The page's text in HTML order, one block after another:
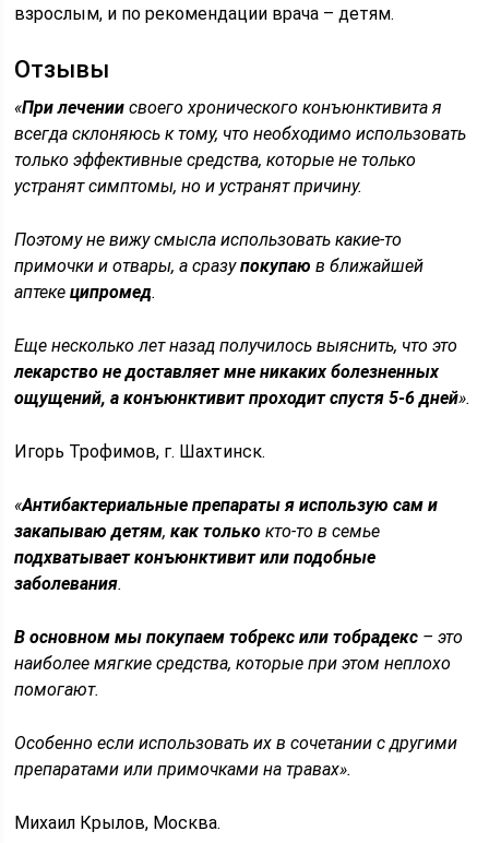
взрослым, и по рекомендации врача – детям.
Отзывы
«При лечении своего хронического конъюнктивита я
всегда склоняюсь к тому, что необходимо использовать
только эффективные средства, которые не только
устранят симптомы, но и устранят причину.
Поэтому не вижу смысла использовать какие-то
примочки и отвары, а сразупокупаю в ближайшей
аптекеципромед.
Еще несколько лет назад получилось выяснить, что это
лекарство не доставляет мне никаких болезненных
ощущений, а конъюнктивит проходит спустя 5-6 дней».
Игорь Трофимов, г. Шахтинск.
«Антибактериальные препараты я использую сам и
закапываю детям,как только кто-то в семье
подхватывает конъюнктивит или подобные
заболевания.
В основном мы покупаем тобрекс или тобрадекс – это
наиболее мягкие средства, которые при этом неплохо
помогают.
Особенно если использовать их в сочетании с другими
препаратами или примочками на травах».
Михаил Крылов, Москва.